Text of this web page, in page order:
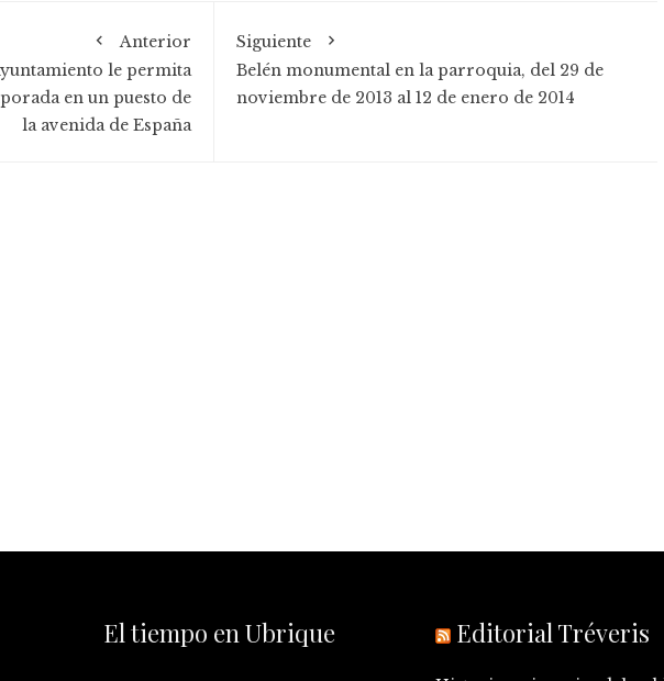
Anterior
le permita
en un puesto de
la avenida de España
Siguiente
Belén monumental en la parroquia, del 29 de
noviembre de 2013 al 12 de enero de 2014
El tiempo en Ubrique Editorial Tréveris